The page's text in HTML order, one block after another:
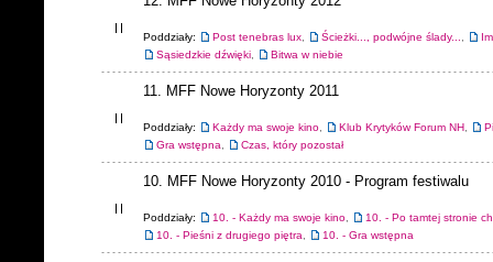
Poddziały: Post tenebras lux, Ścieżki..., podwójne ślady...,
Sąsiedzkie dźwięki, Bitwa w niebie
11. MFF Nowe Horyzonty 2011
Poddziały: Każdy ma swoje kino, Klub Krytyków Forum NH,
Gra wstępna, Czas, który pozostał
10. MFF Nowe Horyzonty 2010 - Program festiwalu
Poddziały: 10. - Każdy ma swoje kino,
10. - Po tamtej stronie
10. - Pieśni z drugiego piętra, 10. - Gra wstępna